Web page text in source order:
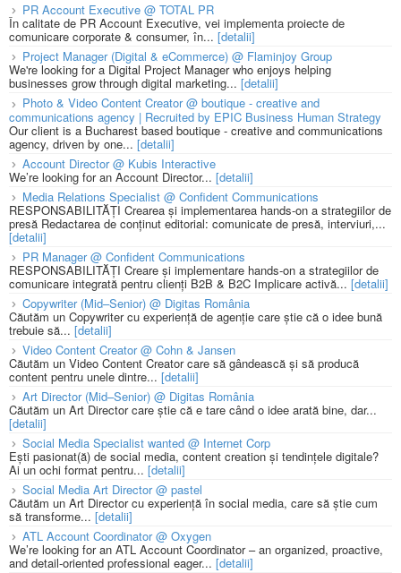
PR Account Executive @ TOTAL PR
În calitate de PR Account Executive, vei implementa proiecte de
comunicare corporate & consumer, în... [detalii]
Project Manager (Digital & eCommerce) @ Flaminjoy Group
We're looking for a Digital Project Manager who enjoys helping
businesses grow through digital marketing... [detalii]
Photo & Video Content Creator @ boutique - creative and
communications agency | Recruited by EPIC Business Human Strategy
Our client is a Bucharest based boutique - creative and communications
agency, driven by one... [detalii]
Account Director @ Kubis Interactive
We’re looking for an Account Director... [detalii]
Media Relations Specialist @ Confident Communications
RESPONSABILITĂȚI Crearea și implementarea hands-on a strategiilor de
presă Redactarea de conținut editorial: comunicate de presă, interviuri,...
[detalii]
PR Manager @ Confident Communications
RESPONSABILITĂȚI Creare și implementare hands-on a strategiilor de
comunicare integrată pentru clienți B2B & B2C Implicare activă... [detalii]
Copywriter (Mid–Senior) @ Digitas România
Căutăm un Copywriter cu experiență de agenție care știe că o idee bună
trebuie să... [detalii]
Video Content Creator @ Cohn & Jansen
Căutăm un Video Content Creator care să gândească și să producă
content pentru unele dintre... [detalii]
Art Director (Mid–Senior) @ Digitas România
Căutăm un Art Director care știe că e tare când o idee arată bine, dar...
[detalii]
Social Media Specialist wanted @ Internet Corp
Ești pasionat(ă) de social media, content creation și tendințele digitale?
Ai un ochi format pentru... [detalii]
Social Media Art Director @ pastel
Căutăm un Art Director cu experiență în social media, care să știe cum
să transforme... [detalii]
ATL Account Coordinator @ Oxygen
We’re looking for an ATL Account Coordinator – an organized, proactive,
and detail-oriented professional eager... [detalii]